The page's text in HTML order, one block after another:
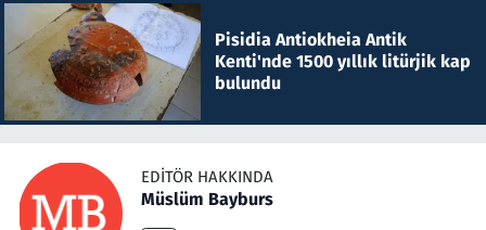
Pisidia Antiokheia Antik
Kenti'nde 1500 yıllık litürjik kap
bulundu
EDITÖR HAKKINDA
Müslüm Bayburs